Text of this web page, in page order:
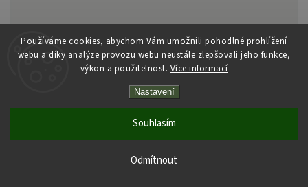
Používáme cookies, abychom Vám umožnili pohodlné prohlížení
webu a díky analýze provozu webu neustále zlepšovali jeho funkce,
výkon a použitelnost. Více informací
Nastavení
Odmítnout
Souhlasím
Shoptet| Design